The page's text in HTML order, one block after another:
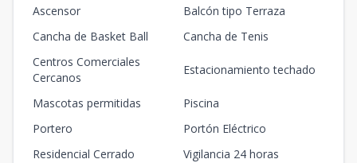
Ascensor
Balcón tipo Terraza
Cancha de Basket Ball
Cancha de Tenis
Centros Comerciales
Cercanos
Estacionamiento techado
Mascotas permitidas
Piscina
Portero
Portón Eléctrico
Residencial Cerrado
Vigilancia 24 horas